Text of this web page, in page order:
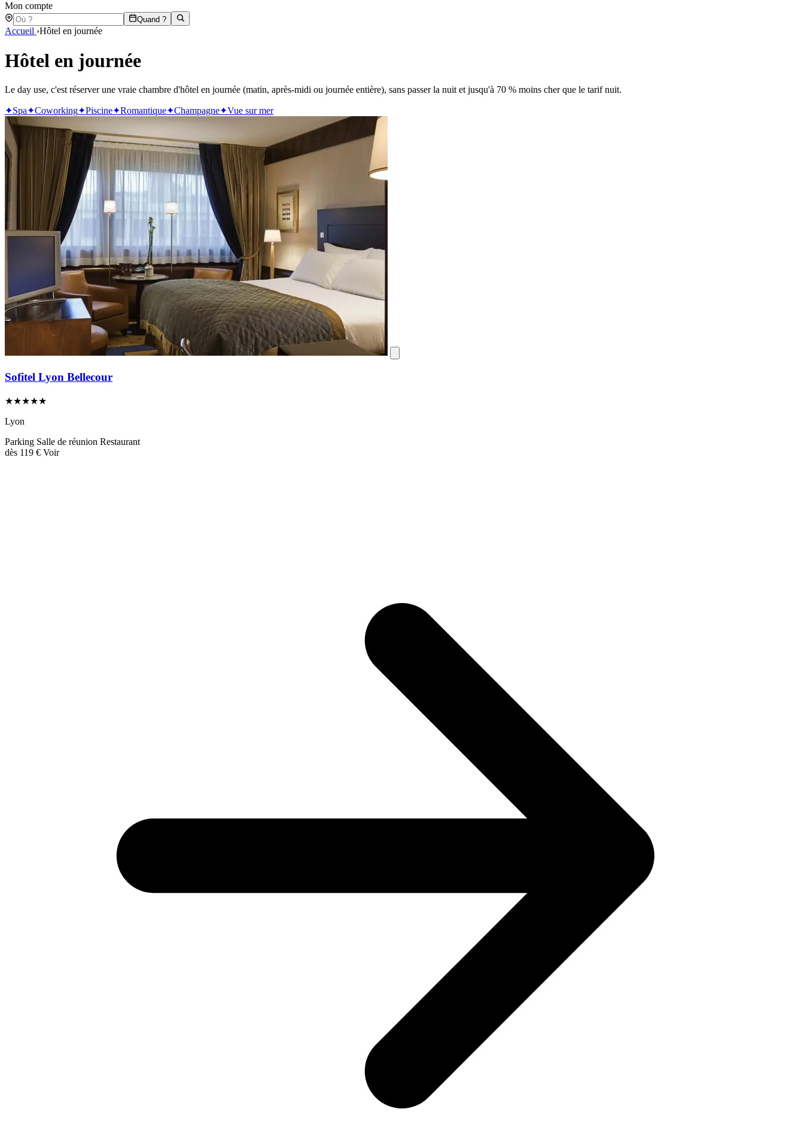
Mon compte
Quand ?
Accueil ›Hôtel en journée
Hôtel en journée
Le day use, c'est réserver une vraie chambre d'hôtel en journée (matin, après-midi ou journée entière), sans passer la nuit et jusqu'à 70 % moins cher que le tarif nuit.
✦Spa✦Coworking✦Piscine✦Romantique✦Champagne✦Vue sur mer
Sofitel Lyon Bellecour
★★★★★
Lyon
Parking Salle de réunion Restaurant
dès 119 € Voir